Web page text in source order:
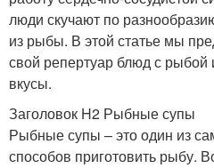
люди скучают по
из рыбы. В этой статье мы
свой репертуар блюд с
вкусы.
Заголовок H2 Рыбные супы
Рыбные супы – это один из
способов приготовить рыбу.